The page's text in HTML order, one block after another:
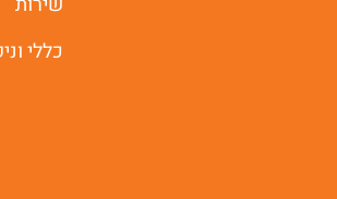
כללי